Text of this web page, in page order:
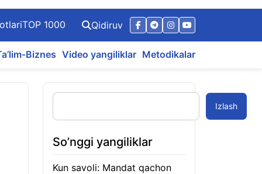
TOP 1000 Qidiruv
Biznes Video yangiliklar Metodikalar
Izlash
So’nggi yangiliklar
Kun savoli: Mandat qachon